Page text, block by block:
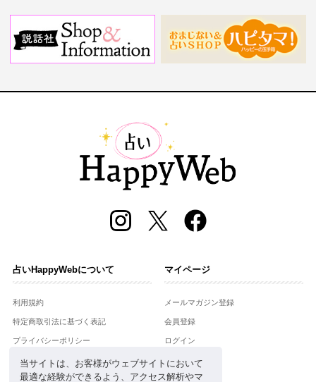
当サイトは、お客様がウェブサイトにおいて
最適な経験ができるよう、アクセス解析やマ
占いHappyWebについて
利用規約
特定商取引法に基づく表記
プライバシーポリシー
運営会社
お問合せ
マイページ
メールマガジン登録
会員登録
ログイン